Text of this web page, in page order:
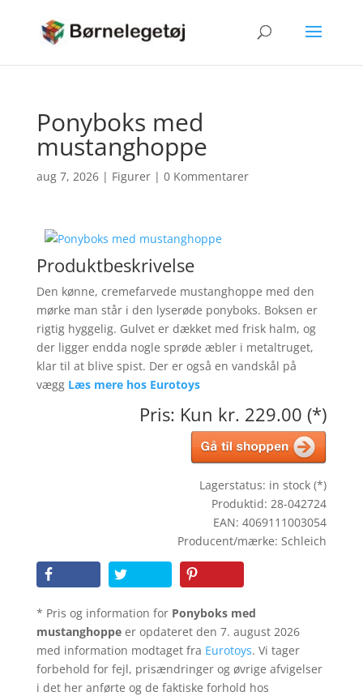
Ponyboks med
mustanghoppe
aug 7, 2026| Figurer| 0 Kommentarer
Produktbeskrivelse
Den kønne, cremefarvede mustanghoppe med den
mørke man står i den lyserøde ponyboks. Boksen er
rigtig hyggelig. Gulvet er dækket med frisk halm, og
der ligger endda nogle sprøde æbler i metaltruget,
klar til at blive spist. Der er også en vandskål på
vægg Læs mere hos Eurotoys
Pris: Kun kr. 229.00 (*)
Lagerstatus: in stock (*)
Produktid: 28-042724
EAN: 4069111003054
Producent/mærke: Schleich
* Pris og information for Ponyboks med
mustanghoppeer opdateret den 7. august 2026
med information modtaget fra Eurotoys. Vi tager
forbehold for fejl, prisændringer og øvrige afvigelser
i det her anførte og de faktiske forhold hos